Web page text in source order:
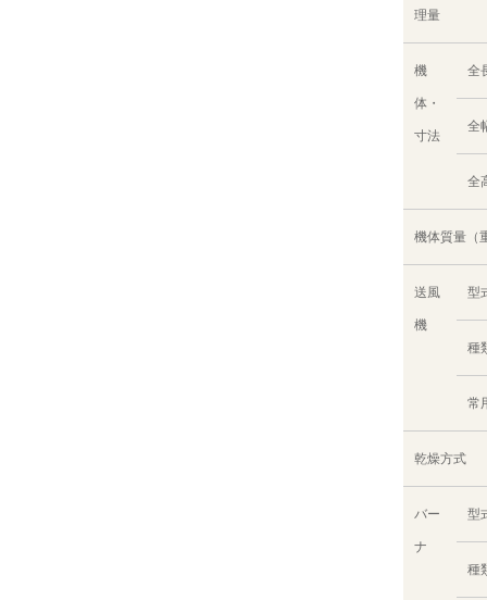
理量
機
体・
寸法
全
全
全
機体質量（
送風
機
型
種
常
乾燥方式
バー
ナ
型
種